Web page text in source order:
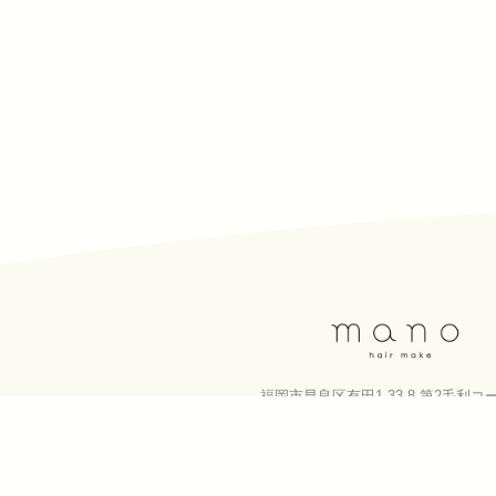
福岡市早良区有田1-33-8 第2毛利コ